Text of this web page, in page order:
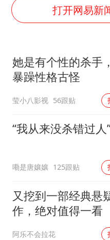
上海
方桃
上
白
打开网易新
她是有个性的杀手
暴躁性格古怪
莹小八影视 56跟贴
“我从来没杀错过人
嘞是唐孃孃 125跟贴
又挖到一部经典悬
作，绝对值得一看
阿乐不会拉花